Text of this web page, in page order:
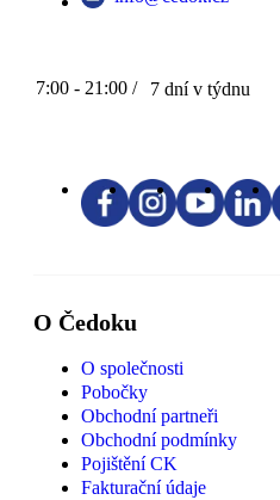
7:00 - 21:00 / 7 dní v týdnu
O Čedoku
O společnosti
Pobočky
Obchodní partneři
Obchodní podmínky
Pojištění CK
Fakturační údaje